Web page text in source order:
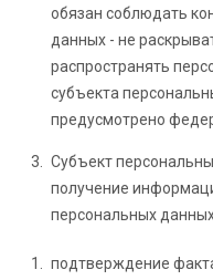
обязан соблюдать
данных - не
распространять
субъекта
предусмотрено
Субъект
получение
персональных
подтверждение